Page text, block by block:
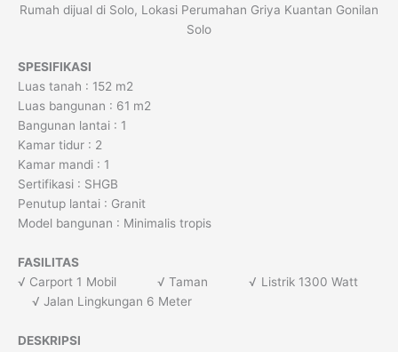
Rumah dijual di Solo, Lokasi Perumahan Griya Kuantan Gonilan
Solo
SPESIFIKASI
Luas tanah : 152 m2
Luas bangunan : 61 m2
Bangunan lantai : 1
Kamar tidur : 2
Kamar mandi : 1
Sertifikasi : SHGB
Penutup lantai : Granit
Model bangunan : Minimalis tropis
FASILITAS
√ Carport 1 Mobil √ Taman √ Listrik 1300 Watt
√ Jalan Lingkungan 6 Meter
DESKRIPSI